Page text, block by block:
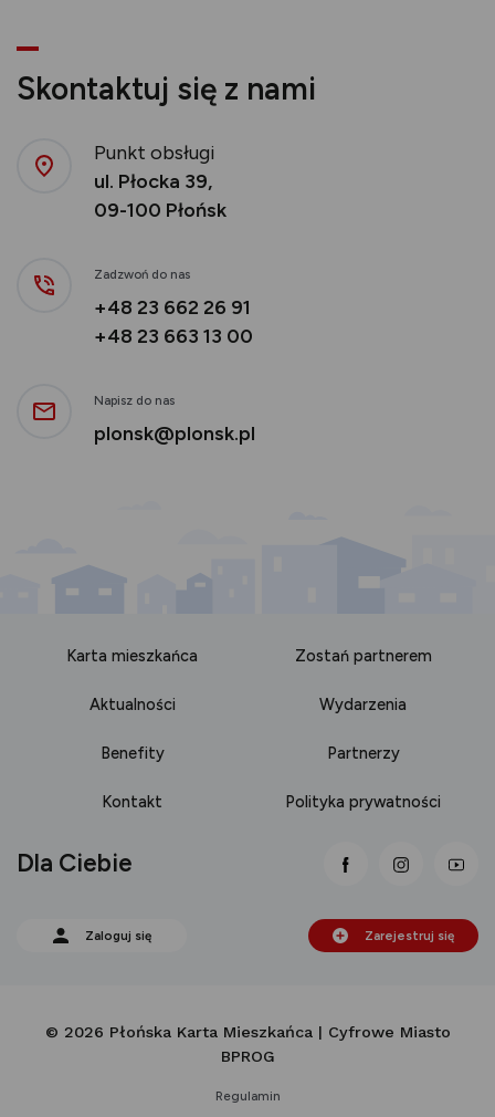
Skontaktuj się z nami
Punkt obsługi
ul. Płocka 39,
09-100 Płońsk
Zadzwoń do nas
+48 23 662 26 91
+48 23 663 13 00
Napisz do nas
plonsk@plonsk.pl
Karta mieszkańca Zostań partnerem
Aktualności Wydarzenia
Benefity Partnerzy
Kontakt Polityka prywatności
link otwiera się
link
Dla Ciebie
Zaloguj się Zarejestruj się
© 2026 Płońska Karta Mieszkańca | Cyfrowe Miasto
BPROG
Regulamin